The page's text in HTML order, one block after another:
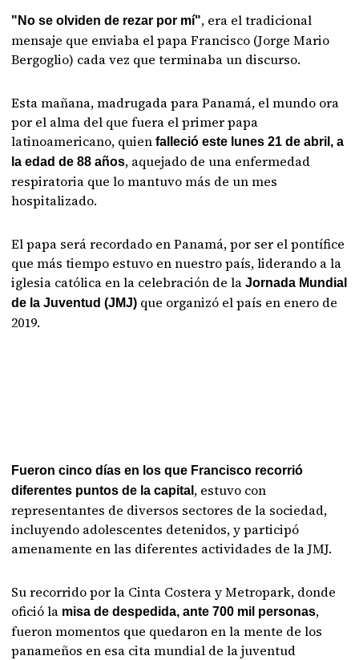
"No se olviden de rezar por mí", era el tradicional
mensaje que enviaba el papa Francisco (Jorge Mario
Bergoglio) cada vez que terminaba un discurso.
Esta mañana, madrugada para Panamá, el mundo ora
por el alma del que fuera el primer papa
latinoamericano, quienfalleció este lunes 21 de abril, a
la edad de 88 años, aquejado de una enfermedad
respiratoria que lo mantuvo más de un mes
hospitalizado.
El papa será recordado en Panamá, por ser el pontífice
que más tiempo estuvo en nuestro país, liderando a la
iglesia católica en la celebración de laJornada Mundial
de la Juventud (JMJ) que organizó el país en enero de
2019.
Fueron cinco días en los que Francisco recorrió
diferentes puntos de la capital , estuvo con
representantes de diversos sectores de la sociedad,
incluyendo adolescentes detenidos, y participó
amenamente en las diferentes actividades de la JMJ.
Su recorrido por la Cinta Costera y Metropark, donde
ofició la misa de despedida, ante 700 mil personas,
fueron momentos que quedaron en la mente de los
panameños en esa cita mundial de la juventud